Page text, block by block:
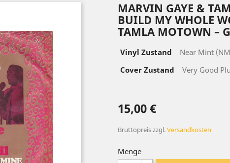
MARVIN GAYE &
BUILD MY WHOLE
TAMLA MOTOWN –
Vinyl Zustand
Near Mint
Cover Zustand
Very Good
15,00 €
Bruttopreiszzgl.Versandkosten
Menge